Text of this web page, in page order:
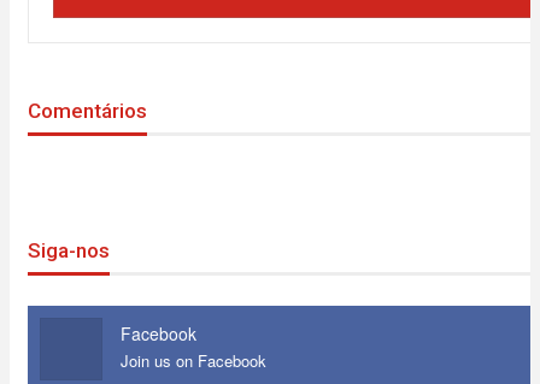
Comentários
Siga-nos
Facebook
Join us on Facebook